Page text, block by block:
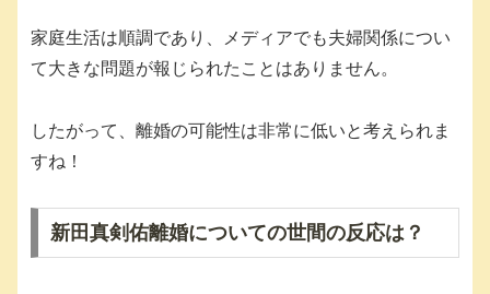
家庭生活は順調であり、メディアでも夫婦関係につい
て大きな問題が報じられたことはありません。
したがって、離婚の可能性は非常に低いと考えられま
すね！
新田真剣佑離婚についての世間の反応は？